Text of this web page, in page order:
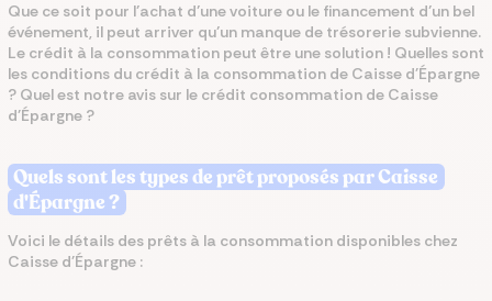
Que ce soit pour l’achat d’une voiture ou le financement d’un bel
événement, il peut arriver qu’un manque de trésorerie subvienne.
Le crédit à la consommation peut être une solution ! Quelles sont
les conditions du crédit à la consommation de Caisse d'Épargne
? Quel est notre avis sur le crédit consommation de Caisse
d'Épargne ?
Quels sont les types de prêt proposés par Caisse
d'Épargne ?
Voici le détails des prêts à la consommation disponibles chez
Caisse d'Épargne :